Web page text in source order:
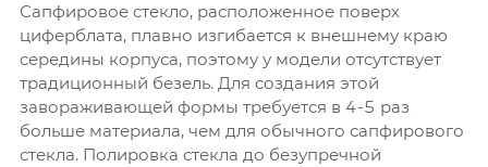
Сапфировое стекло, расположенное поверх
циферблата, плавно изгибается к внешнему краю
середины корпуса, поэтому у модели отсутствует
традиционный безель. Для создания этой
завораживающей формы требуется в 4-5 раз
больше материала, чем для обычного сапфирового
стекла. Полировка стекла до безупречной